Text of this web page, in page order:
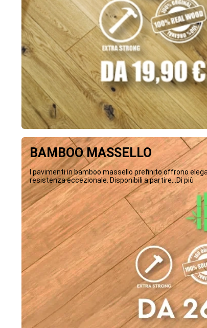
BAMBOO MASSELLO
I pavimenti in bamboo massello prefinito offrono
resistenza eccezionale. Disponibili a partire...Di più